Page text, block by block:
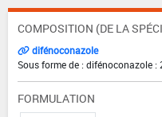
COMPOSITION (DE LA
difénoconazole
Sous forme de : difénoconazole :
FORMULATION